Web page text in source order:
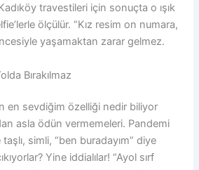
travestileri için sonuçta o ışık
ölçülür. “Kız resim on numara,
yaşamaktan zarar gelmez.
Bırakılmaz
en sevdiğim özelliği nedir biliyor
asla ödün vermemeleri. Pandemi
simli, “ben buradayım” diye
Yine iddialılar! “Ayol sırf